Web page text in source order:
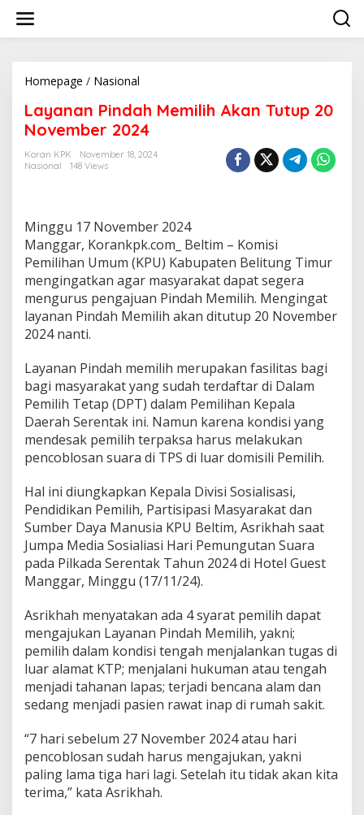
konten
Homepage / Nasional
Memilih
Akan
Tutup
20
Layanan Pindah Memilih Akan Tutup 20
November 2024
Koran KPK
November 18, 2024
Nasional
148 Views
Minggu 17 November 2024
Manggar, Korankpk.com_ Beltim – Komisi
Pemilihan Umum (KPU) Kabupaten Belitung Timur
mengingatkan agar masyarakat dapat segera
mengurus pengajuan Pindah Memilih. Mengingat
layanan Pindah Memilih akan ditutup 20 November
2024 nanti.
Layanan Pindah memilih merupakan fasilitas bagi
bagi masyarakat yang sudah terdaftar di Dalam
Pemilih Tetap (DPT) dalam Pemilihan Kepala
Daerah Serentak ini. Namun karena kondisi yang
mendesak pemilih terpaksa harus melakukan
pencoblosan suara di TPS di luar domisili Pemilih.
Hal ini diungkapkan Kepala Divisi Sosialisasi,
Pendidikan Pemilih, Partisipasi Masyarakat dan
Sumber Daya Manusia KPU Beltim, Asrikhah saat
Jumpa Media Sosialiasi Hari Pemungutan Suara
pada Pilkada Serentak Tahun 2024 di Hotel Guest
Manggar, Minggu (17/11/24).
Asrikhah menyatakan ada 4 syarat pemilih dapat
mengajukan Layanan Pindah Memilih, yakni;
pemilih dalam kondisi tengah menjalankan tugas di
luar alamat KTP; menjalani hukuman atau tengah
menjadi tahanan lapas; terjadi bencana alam dan
sedang menjadi pasien rawat inap di rumah sakit.
“7 hari sebelum 27 November 2024 atau hari
pencoblosan sudah harus mengajukan, yakni
paling lama tiga hari lagi. Setelah itu tidak akan kita
terima,” kata Asrikhah.